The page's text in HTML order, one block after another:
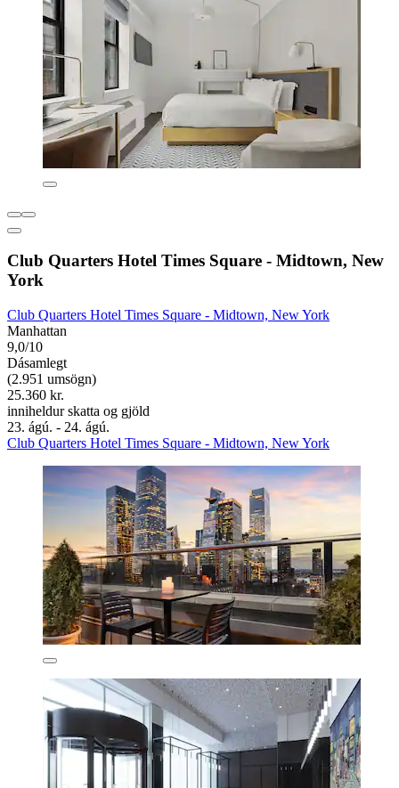
Club Quarters Hotel Times Square - Midtown, New
York
Club Quarters Hotel Times Square - Midtown, New York
Manhattan
9,0/10
Dásamlegt
(2.951 umsögn)
25.360 kr.
inniheldur skatta og gjöld
23. ágú. - 24. ágú.
Club Quarters Hotel Times Square - Midtown, New York